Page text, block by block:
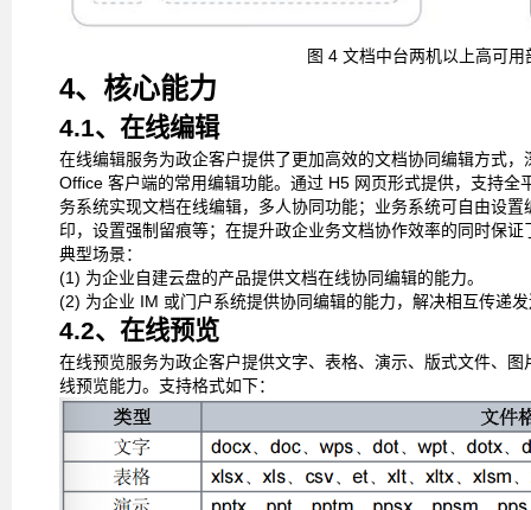
图 4 文档中台两机以上高可用
4、核心能力
4.1、在线编辑
在线编辑服务为政企客户提供了更加高效的文档协同编辑方式
Office 客户端的常用编辑功能。通过 H5 网页形式提供，支持全
务系统实现文档在线编辑，多人协同功能；业务系统可自由设置
印，设置强制留痕等；在提升政企业务文档协作效率的同时保证
典型场景：
(1) 为企业自建云盘的产品提供文档在线协同编辑的能力。
(2) 为企业 IM 或门户系统提供协同编辑的能力，解决相互传递
4.2、在线预览
在线预览服务为政企客户提供文字、表格、演示、版式文件、图
线预览能力。支持格式如下：